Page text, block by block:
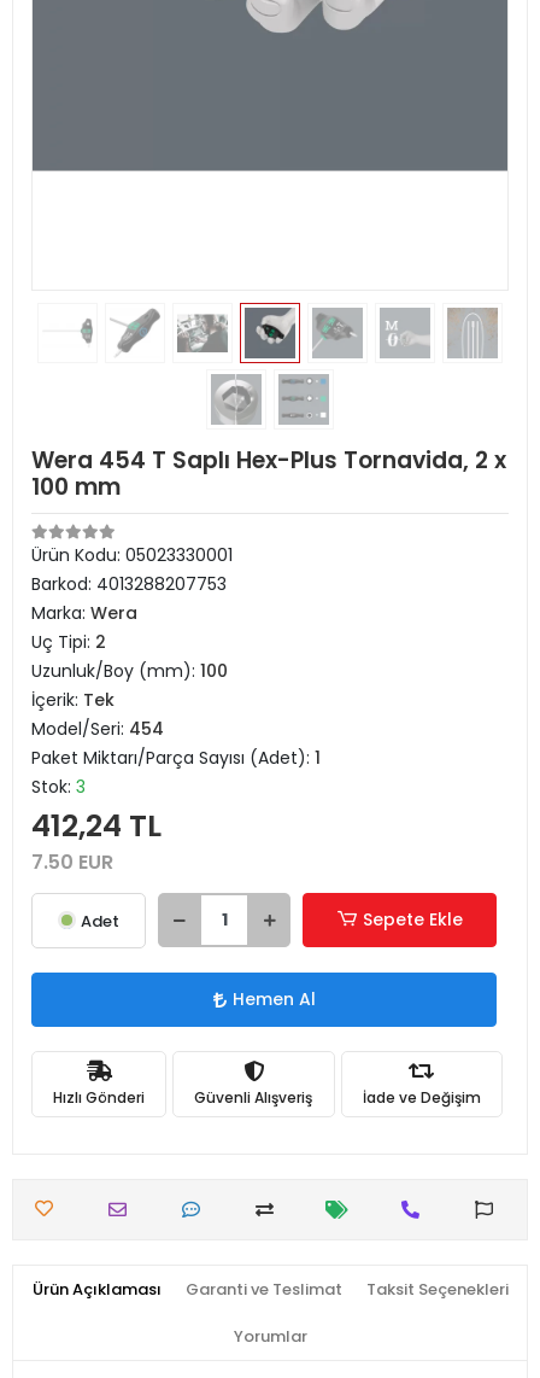
Wera 454 T Saplı Hex-Plus Tornavida, 2 x
100 mm
Ürün Kodu: 05023330001
Barkod: 4013288207753
Marka: Wera
Uç Tipi: 2
Uzunluk/Boy (mm): 100
İçerik: Tek
Model/Seri: 454
Paket Miktarı/Parça Sayısı (Adet): 1
Stok: 3
412,24 TL
7.50 EUR
Adet Sepete Ekle
Hemen Al
Hızlı Gönderi Güvenli Alışveriş İade ve Değişim
Ürün Açıklaması Garanti ve Teslimat Taksit Seçenekleri
Yorumlar